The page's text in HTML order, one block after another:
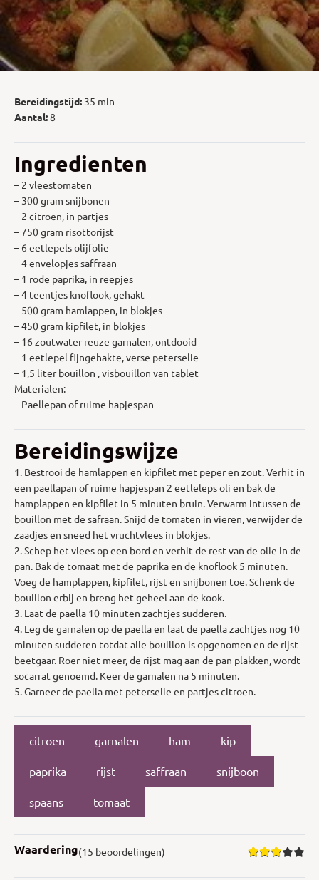
Bereidingstijd: 35 min
Aantal:8
Ingredienten
– 2 vleestomaten
– 300 gram snijbonen
– 2 citroen, in partjes
– 750 gram risottorijst
– 6 eetlepels olijfolie
– 4 envelopjes saffraan
– 1 rode paprika, in reepjes
– 4 teentjes knoflook, gehakt
– 500 gram hamlappen, in blokjes
– 450 gram kipfilet, in blokjes
– 16 zoutwater reuze garnalen, ontdooid
– 1 eetlepel fijngehakte, verse peterselie
– 1,5 liter bouillon , visbouillon van tablet
Materialen:
– Paellepan of ruime hapjespan
Bereidingswijze
1. Bestrooi de hamlappen en kipfilet met peper en zout. Verhit in
een paellapan of ruime hapjespan 2 eetleleps oli en bak de
hamplappen en kipfilet in 5 minuten bruin. Verwarm intussen de
bouillon met de safraan. Snijd de tomaten in vieren, verwijder de
zaadjes en sneed het vruchtvlees in blokjes.
2. Schep het vlees op een bord en verhit de rest van de olie in de
pan. Bak de tomaat met de paprika en de knoflook 5 minuten.
Voeg de hamplappen, kipfilet, rijst en snijbonen toe. Schenk de
bouillon erbij en breng het geheel aan de kook.
3. Laat de paella 10 minuten zachtjes sudderen.
4. Leg de garnalen op de paella en laat de paella zachtjes nog 10
minuten sudderen totdat alle bouillon is opgenomen en de rijst
beetgaar. Roer niet meer, de rijst mag aan de pan plakken, wordt
socarrat genoemd. Keer de garnalen na 5 minuten.
5. Garneer de paella met peterselie en partjes citroen.
citroen garnalen ham kip
paprika rijst saffraan snijboon
spaans tomaat
Waardering(15 beoordelingen)